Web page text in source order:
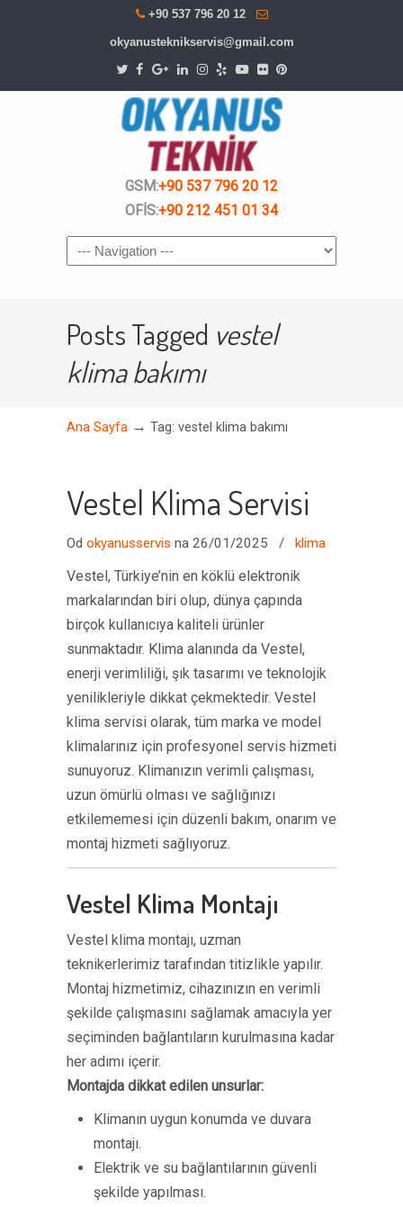
+90 537 796 20 12
okyanusteknikservis@gmail.com
GSM:+90 537 796 20 12
OFİS:+90 212 451 01 34
Navigation
Posts Tagged vestel
klima bakımı
Ana Sayfa → Tag: vestel klima bakımı
Vestel Klima Servisi
Od okyanusservis na 26/01/2025 / klima
Vestel, Türkiye’nin en köklü elektronik
markalarından biri olup, dünya çapında
birçok kullanıcıya kaliteli ürünler
sunmaktadır. Klima alanında da Vestel,
enerji verimliliği, şık tasarımı ve teknolojik
yenilikleriyle dikkat çekmektedir. Vestel
klima servisi olarak, tüm marka ve model
klimalarınız için profesyonel servis hizmeti
sunuyoruz. Klimanızın verimli çalışması,
uzun ömürlü olması ve sağlığınızı
etkilememesi için düzenli bakım, onarım ve
montaj hizmeti sağlıyoruz.
Vestel Klima Montajı
Vestel klima montajı, uzman
teknikerlerimiz tarafından titizlikle yapılır.
Montaj hizmetimiz, cihazınızın en verimli
şekilde çalışmasını sağlamak amacıyla yer
seçiminden bağlantıların kurulmasına kadar
her adımı içerir.
Montajda dikkat edilen unsurlar:
Klimanın uygun konumda ve duvara
montajı.
Elektrik ve su bağlantılarının güvenli
şekilde yapılması.